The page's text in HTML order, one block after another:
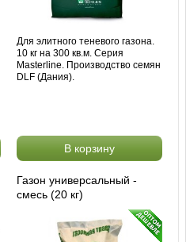
Для элитного теневого газона.
10 кг на 300 кв.м. Серия
Masterline. Производство семян
DLF (Дания).
В корзину
Газон универсальный -
смесь (20 кг)